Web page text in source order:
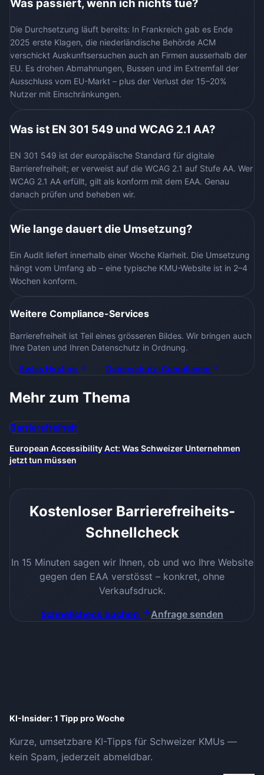
Was passiert, wenn ich nichts tue?
Die Durchsetzung läuft bereits: In Frankreich gab es Ende
2025 erste Klagen, die niederländische Behörde ACM
verschickt Auskunftsersuchen auch an Firmen ausserhalb der
EU. Es drohen Abmahnungen, Bussen und im Extremfall der
Ausschluss vom EU-Markt – plus der Verlust der 15–20%
Nutzer mit Einschränkungen.
Was ist EN 301 549 und WCAG 2.1 AA?
EN 301 549 ist der europäische Standard für digitale
Barrierefreiheit; er verweist auf die WCAG 2.1 auf Stufe AA. Wer
WCAG 2.1 AA erfüllt, gilt als konform mit dem EAA. Genau
danach prüfen und beheben wir.
Wie lange dauert die Umsetzung?
Ein Audit liefert innerhalb einer Woche Klarheit. Die Umsetzung
hängt vom Umfang ab – eine typische KMU-Website ist in 2–4
Wochen konform.
Weitere Compliance-Services
Barrierefreiheit ist Teil eines grösseren Bildes. Wir bringen auch
Ihre Daten und Ihren Datenschutz in Ordnung.
Swiss Hosting Datenschutz-Compliance
Mehr zum Thema
Barrierefreiheit
European Accessibility Act: Was Schweizer Unternehmen
jetzt tun müssen
Kostenloser Barrierefreiheits-
Schnellcheck
In 15 Minuten sagen wir Ihnen, ob und wo Ihre Website
gegen den EAA verstösst – konkret, ohne
Verkaufsdruck.
Schnellcheck buchen
Anfrage senden
KI-Insider: 1 Tipp pro Woche
Kurze, umsetzbare KI-Tipps für Schweizer KMUs —
kein Spam, jederzeit abmeldbar.